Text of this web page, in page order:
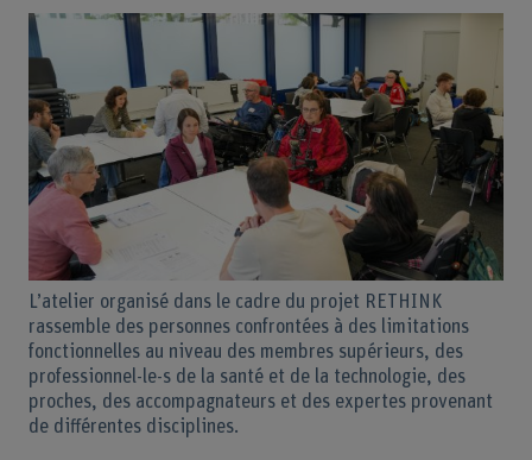
L’atelier organisé dans le cadre du projet RETHINK
rassemble des personnes confrontées à des limitations
fonctionnelles au niveau des membres supérieurs, des
professionnel-le-s de la santé et de la technologie, des
proches, des accompagnateurs et des expertes provenant
de différentes disciplines.